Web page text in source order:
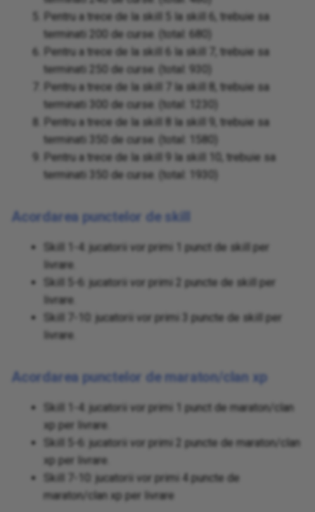
Pentru a trece de la skill 5 la skill 6, trebuie sa
terminati 200 de curse. (total: 680)
Pentru a trece de la skill 6 la skill 7, trebuie sa
terminati 250 de curse. (total: 930)
Pentru a trece de la skill 7 la skill 8, trebuie sa
terminati 300 de curse. (total: 1230)
Pentru a trece de la skill 8 la skill 9, trebuie sa
terminati 350 de curse. (total: 1580)
Pentru a trece de la skill 9 la skill 10, trebuie sa
terminati 350 de curse. (total: 1930)
Acordarea punctelor de skill
Skill 1-4: jucatorii vor primi 1 punct de skill per
livrare.
Skill 5-6: jucatorii vor primi 2 puncte de skill per
livrare.
Skill 7-10: jucatorii vor primi 3 puncte de skill per
livrare.
Acordarea punctelor de maraton/clan xp
Skill 1-4: jucatorii vor primi 1 punct de maraton/clan
xp per livrare.
Skill 5-6: jucatorii vor primi 2 puncte de maraton/clan
xp per livrare.
Skill 7-10: jucatorii vor primi 4 puncte de
maraton/clan xp per livrare